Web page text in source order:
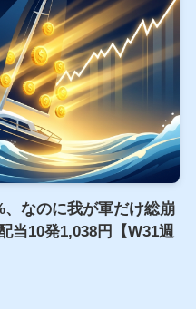
、なのに我が軍だけ総崩
当10発1,038円【W31週